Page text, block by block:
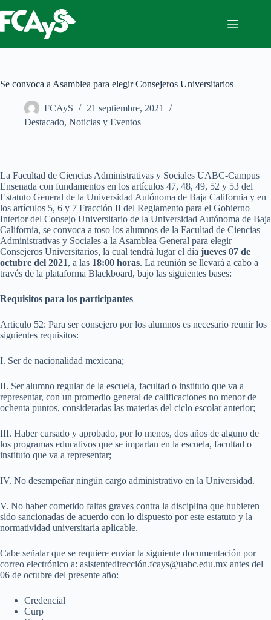
al
contenido
Se convoca a Asamblea para elegir Consejeros Universitarios
FCAyS
21 septiembre, 2021
Destacado, Noticias y Eventos
La Facultad de Ciencias Administrativas y Sociales UABC-Campus
Ensenada con fundamentos en los artículos 47, 48, 49, 52 y 53 del
Estatuto General de la Universidad Autónoma de Baja California y en
los artículos 5, 6 y 7 Fracción II del Reglamento para el Gobierno
Interior del Consejo Universitario de la Universidad Autónoma de Baja
California, se convoca a toso los alumnos de la Facultad de Ciencias
Administrativas y Sociales a la Asamblea General para elegir
Consejeros Universitarios, la cual tendrá lugar el día jueves 07 de
octubre del 2021, a las 18:00 horas. La reunión se llevará a cabo a
través de la plataforma Blackboard, bajo las siguientes bases:
Requisitos para los participantes
Articulo 52: Para ser consejero por los alumnos es necesario reunir los
siguientes requisitos:
I. Ser de nacionalidad mexicana;
II. Ser alumno regular de la escuela, facultad o instituto que va a
representar, con un promedio general de calificaciones no menor de
ochenta puntos, consideradas las materias del ciclo escolar anterior;
III. Haber cursado y aprobado, por lo menos, dos años de alguno de
los programas educativos que se impartan en la escuela, facultad o
instituto que va a representar;
IV. No desempeñar ningún cargo administrativo en la Universidad.
V. No haber cometido faltas graves contra la disciplina que hubieren
sido sancionadas de acuerdo con lo dispuesto por este estatuto y la
normatividad universitaria aplicable.
Cabe señalar que se requiere enviar la siguiente documentación por
correo electrónico a: asistentedirección.fcays@uabc.edu.mx antes del
06 de octubre del presente año:
Credencial
Curp